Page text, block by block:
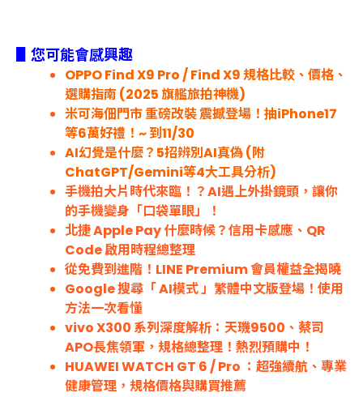
▋您可能會感興趣
OPPO Find X9 Pro / Find X9 規格比較、價格、
選購指南 (2025 旗艦旅拍神機)
米可海佃門市 重磅改裝 震撼登場！抽iPhone17
等6萬好禮！~ 到11/30
AI幻覺是什麼？5招辨別AI真偽 (附
ChatGPT/Gemini等4大工具分析)
手機拍大片時代來臨！？AI遇上外掛鏡頭，讓你
的手機變身「口袋單眼」！
北捷 Apple Pay 什麼時候？信用卡感應、QR
Code 啟用時程總整理
從免費到進階！LINE Premium 會員權益全揭曉
Google 搜尋「 AI模式 」繁體中文版登場！使用
方法一次看懂
vivo X300 系列深度解析：天璣9500、蔡司
APO長焦領軍，規格總整理！熱烈預購中！
HUAWEI WATCH GT 6 / Pro ：超強續航、專業
健康管理，規格價格與購買推薦